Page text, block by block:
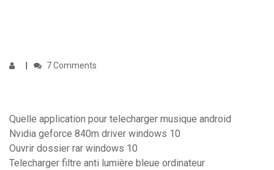
7 Comments
Quelle application pour telecharger musique android
Nvidia geforce 840m driver windows 10
Ouvrir dossier rar windows 10
Telecharger filtre anti lumière bleue ordinateur